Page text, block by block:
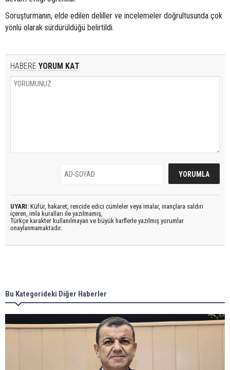
Soruşturmanın, elde edilen deliller ve incelemeler doğrultusunda çok
yönlü olarak sürdürüldüğü belirtildi.
HABERE YORUM KAT
UYARI: Küfür, hakaret, rencide edici cümleler veya imalar, inançlara saldırı
içeren, imla kuralları ile yazılmamış,
Türkçe karakter kullanılmayan ve büyük harflerle yazılmış yorumlar
onaylanmamaktadır.
Bu Kategorideki Diğer Haberler